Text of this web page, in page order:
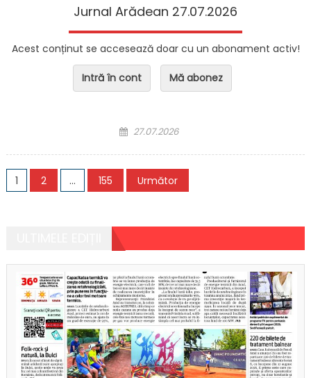
Jurnal Arădean 27.07.2026
Acest conținut se accesează doar cu un abonament activ!
Intră în cont Mă abonez
Posted on
27.07.2026
Navigare în articole
1 2 … 155 Următor